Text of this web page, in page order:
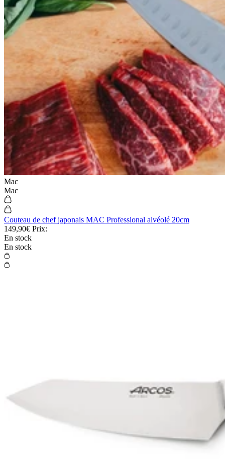
Mac
Mac
Couteau de chef japonais MAC Professional alvéolé 20cm
149,90€ Prix:
En stock
En stock